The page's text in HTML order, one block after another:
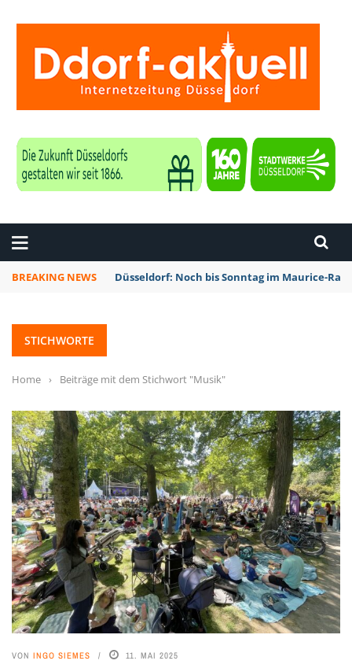
BREAKING NEWS Düsseldorf: Noch bis Sonntag im Maurice-
STICHWORTE
Home › Beiträge mit dem Stichwort "Musik"
VON INGO SIEMES 11. MAI 2025